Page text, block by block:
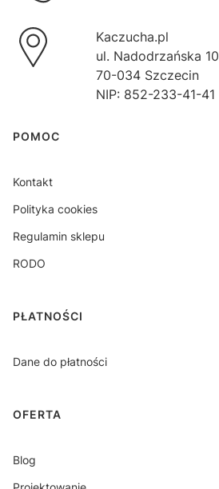
Kaczucha.pl
ul. Nadodrzańska 10
70-034 Szczecin
NIP: 852-233-41-41
Linki w stopce
POMOC
Kontakt
Polityka cookies
Regulamin sklepu
RODO
PŁATNOŚCI
Dane do płatności
OFERTA
Blog